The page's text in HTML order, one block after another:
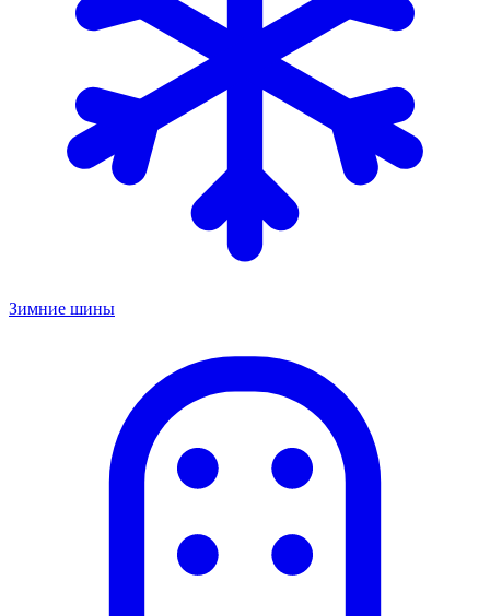
Зимние шины